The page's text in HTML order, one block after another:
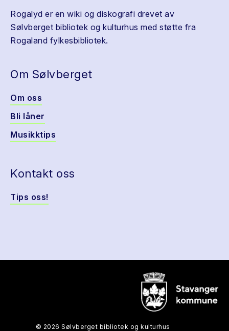
Rogalyd er en wiki og diskografi drevet av
Sølvberget bibliotek og kulturhus med støtte fra
Rogaland fylkesbibliotek.
Om Sølvberget
Om oss
Bli låner
Musikktips
Kontakt oss
Tips oss!
© 2026 Sølvberget bibliotek og kulturhus